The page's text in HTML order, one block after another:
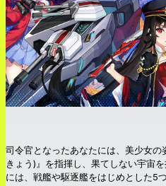
司令官となったあなたには、美少女
きょう)』を指揮し、果てしない宇宙
には、戦艦や駆逐艦をはじめとした5